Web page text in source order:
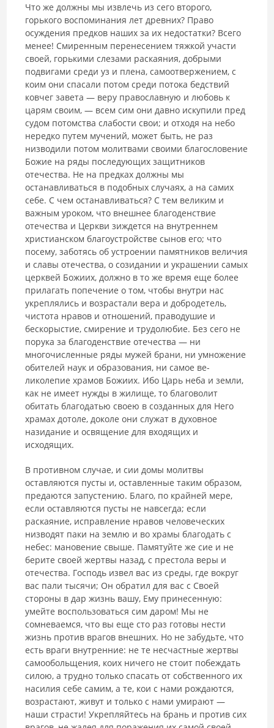
Что же должны мы извлечь из сего второго,
горького воспоминания лет древних? Право
осуждения предков наших за их недостатки? Всего
менее! Смиренным перенесением тяжкой участи
своей, горькими слеза­ми раскаяния, добрыми
подвигами среди уз и плена, самоотвержением, с
коим они спасали потом среди потока бедствий
ковчег завета — веру пра­вославную и любовь к
царям своим, — всем сим они давно искупили пред
судом потомства слабости свои; и отходя на небо
нередко путем муче­ний, может быть, не раз
низводили потом молитвами своими благослове­ние
Божие на ряды последующих защитников
отечества. Не на предках должны мы
останавливаться в подобных случаях, а на самих
себе. С чем останавливаться? С тем великим и
важным уроком, что внешнее благо­денствие
отечества и Церкви зиждется на внутреннем
христианском бла­гоустройстве сынов его; что
посему, заботясь об устроении памятников величия
и славы отечества, о созидании и украшении самых
церквей Бо­жиих, должно в то же время еще более
прилагать попечение о том, чтобы внутри нас
укреплялись и возрастали вера и добродетель,
чистота нра­вов и отношений, праводушие и
бескорыстие, смирение и трудолюбие. Без сего не
порука за благоденствие отечества — ни
многочисленные ряды мужей брани, ни умножение
обителей наук и образования, ни самое ве­
ликолепие храмов Божиих. Ибо Царь неба и земли,
как не имеет нужды в жилище, то благоволит
обитать благодатью своею в созданных для Него
храмах дотоле, доколе они служат в духовное
назидание и освящение для входящих и
исходящих.
В противном случае, и сии домы молитвы
оставляются пусты и, ос­тавленные таким образом,
предаются запустению. Благо, по крайней мере,
если оставляются пусты не навсегда; если
раскаяние, исправление нра­вов человеческих
низводят паки на землю и во храмы благодать с
небес: мановение свыше. Памятуйте же сие и не
берите своей жертвы назад, с престола веры и
отечества. Господь извел вас из среды, где вокруг
вас пали тысячи; Он обратил для вас с Своей
стороны в дар жизнь вашу, Ему принесенную:
умейте воспользоваться сим даром! Мы не
сомнева­емся, что вы еще сто раз готовы нести
жизнь против врагов внешних. Но не забудьте, что
есть враги внутренние: не те несчастные жертвы
самообольщения, коих ничего не стоит побеждать
силою, а трудно толь­ко спасать от собственного их
насилия себе самим, а те, кои с нами рож­даются,
возрастают, живут и только с нами умирают —
наши страсти! Укрепляйтесь на брань и против сих